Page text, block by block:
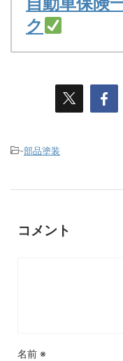
ク
-部品塗装
コメント
名前 ※